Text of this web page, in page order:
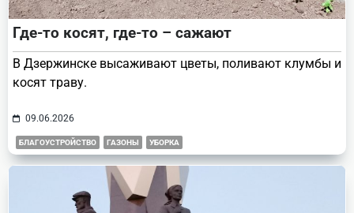
Где-то косят, где-то – сажают
В Дзержинске высаживают цветы, поливают клумбы и
косят траву.
09.06.2026
БЛАГОУСТРОЙСТВО ГАЗОНЫ УБОРКА